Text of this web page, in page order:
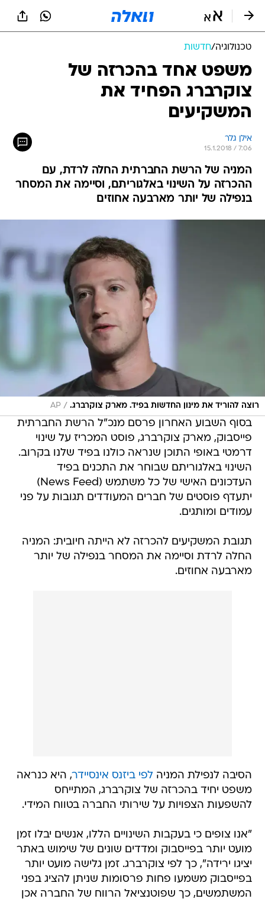
טכנולוגיה/חדשות
משפט אחד בהכרזה של
צוקרברג הפחיד את
המשקיעים
אילן גלר
15.1.2018 / 7:06
המניה של הרשת החברתית החלה לרדת, עם
ההכרזה על השינוי באלגוריתם, וסיימה את המסחר
בנפילה של יותר מארבעה אחוזים
רוצה להוריד את מינון החדשות בפיד. מארק צוקרברג. /
AP
בסוף השבוע האחרון פרסם מנכ"ל הרשת החברתית
פייסבוק, מארק צוקרברג, פוסט המכריז על שינוי
דרמטי באופי התוכן שנראה כולנו בפיד שלנו בקרוב.
השינוי באלגוריתם שבוחר את התכנים בפיד
העדכונים האישי של כל משתמש (News Feed)
יתעדף פוסטים של חברים המעודדים תגובות על פני
עמודים ומותגים.
תגובת המשקיעים להכרזה לא הייתה חיובית: המניה
החלה לרדת וסיימה את המסחר בנפילה של יותר
מארבעה אחוזים.
הסיבה לנפילת המניהלפי ביזנס אינסיידר, היא כנראה
משפט יחיד בהכרזה של צוקרברג, המתייחס
להשפעות הצפויות על שירותי החברה בטווח המידי.
"אנו צופים כי בעקבות השינויים הללו, אנשים יבלו זמן
מועט יותר בפייסבוק ומדדים שונים של שימוש באתר
יציגו ירידה", כך לפי צוקרברג. זמן גלישה מועט יותר
בפייסבוק משמעו פחות פרסומות שניתן להציג בפני
המשתמשים, כך שפוטנציאל הרווח של החברה אכן